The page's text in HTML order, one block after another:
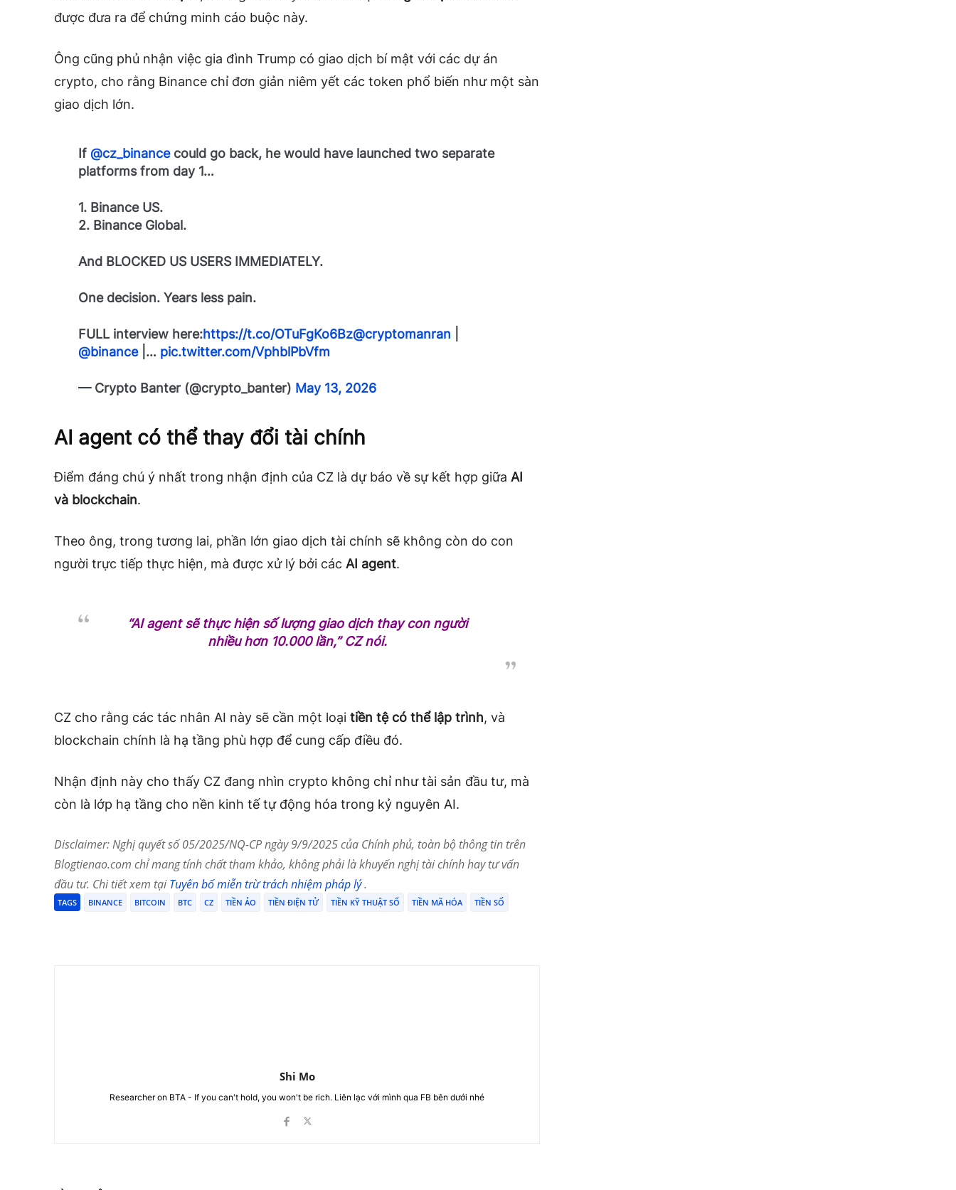
được đưa ra để chứng minh cáo buộc này.
Ông cũng phủ nhận việc gia đình Trump có giao dịch bí mật với các dự án
crypto, cho rằng Binance chỉ đơn giản niêm yết các token phổ biến như một sàn
giao dịch lớn.
If @cz_binancecould go back, he would have launched two separate
platforms from day 1…
1. Binance US.
2. Binance Global.
And BLOCKED US USERS IMMEDIATELY.
One decision. Years less pain.
FULL interview here:https://t.co/OTuFgKo6Bz@cryptomanran
@binance|… pic.twitter.com/VphblPbVfm
— Crypto Banter (@crypto_banter) May 13, 2026
AI agent có thể thay đổi tài chính
Điểm đáng chú ý nhất trong nhận định của CZ là dự báo về sự kết hợp giữa AI
và blockchain.
Theo ông, trong tương lai, phần lớn giao dịch tài chính sẽ không còn do con
người trực tiếp thực hiện, mà được xử lý bởi các AI agent.
“AI agent sẽ thực hiện số lượng giao dịch thay con người
nhiều hơn 10.000 lần,”CZ nói.
CZ cho rằng các tác nhân AI này sẽ cần một loại tiền tệ có thể lập trình, và
blockchain chính là hạ tầng phù hợp để cung cấp điều đó.
Nhận định này cho thấy CZ đang nhìn crypto không chỉ như tài sản đầu tư, mà
còn là lớp hạ tầng cho nền kinh tế tự động hóa trong kỷ nguyên AI.
Disclaimer: Nghị quyết số 05/2025/NQ-CP ngày 9/9/2025 của Chính phủ, toàn bộ thông tin trên
Blogtienao.com chỉ mang tính chất tham khảo, không phải là khuyến nghị tài chính hay tư vấn
đầu tư. Chi tiết xem tạiTuyên bố miễn trừ trách nhiệm pháp lý.
TAGS BINANCE BITCOIN BTC CZ TIỀN ẢO TIỀN ĐIỆN TỬ TIỀN KỸ THUẬT SỐ TIỀN MÃ HÓA TIỀN SỐ
Shi Mo
Researcher on BTA - If you can't hold, you won't be rich. Liên lạc với mình qua FB bên dưới nhé